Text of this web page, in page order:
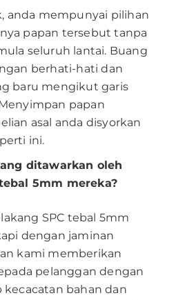
anda mempunyai pilihan
papan tersebut tanpa
seluruh lantai. Buang
berhati-hati dan
baru mengikut garis
papan
asal anda disyorkan
ini.
ditawarkan oleh
5mm mereka?
SPC tebal 5mm
dengan jaminan
kami memberikan
pelanggan dengan
bahan dan